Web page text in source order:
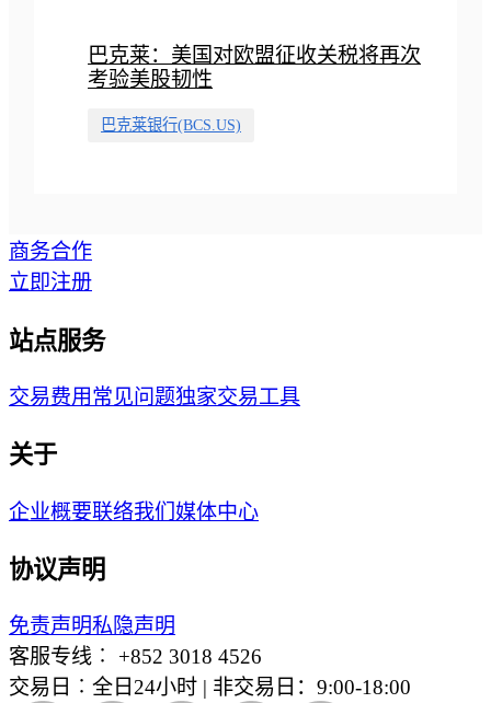
巴克莱：美国对欧盟征收关税将再次
考验美股韧性
巴克莱银行(BCS.US)
商务合作
立即注册
站点服务
交易费用常见问题独家交易工具
关于
企业概要联络我们媒体中心
协议声明
免责声明私隐声明
客服专线︰ +852 3018 4526
交易日︰全日24小时 | 非交易日：9:00-18:00